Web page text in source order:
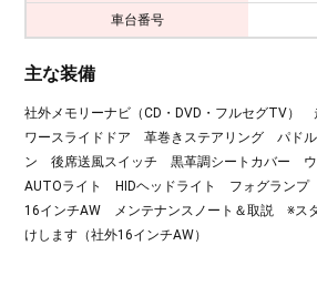
車台番号
主な装備
社外メモリーナビ（CD・DVD・フルセグTV
ワースライドドア 革巻きステアリング パド
ン 後席送風スイッチ 黒革調シートカバー
AUTOライト HIDヘッドライト フォグラン
16インチAW メンテナンスノート＆取説 ※ス
けします（社外16インチAW）